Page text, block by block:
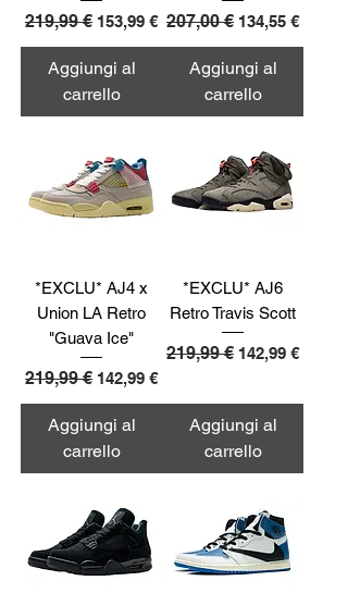
Prezzo regolare
219,99 € Prezzo scontato
153,99 €
Aggiungi al
carrello
Prezzo regolare
207,00 € Prezzo
134,55 €
Aggiungi al
carrello
*EXCLU* AJ4 x
Union LA Retro
"Guava Ice"
Prezzo regolare
219,99 € Prezzo scontato
142,99 €
Aggiungi al
carrello
*EXCLU* AJ6
Retro Travis Scott
Prezzo regolare
219,99 € Prezzo
142,99 €
Aggiungi al
carrello